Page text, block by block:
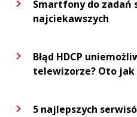
Smartfony do zadań
najciekawszych
Błąd HDCP
telewizorze? Oto
5 najlepszych